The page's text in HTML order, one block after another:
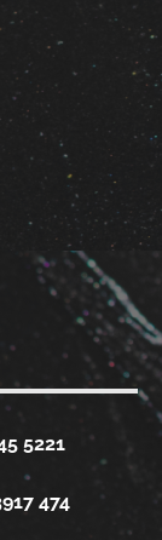
5221
474